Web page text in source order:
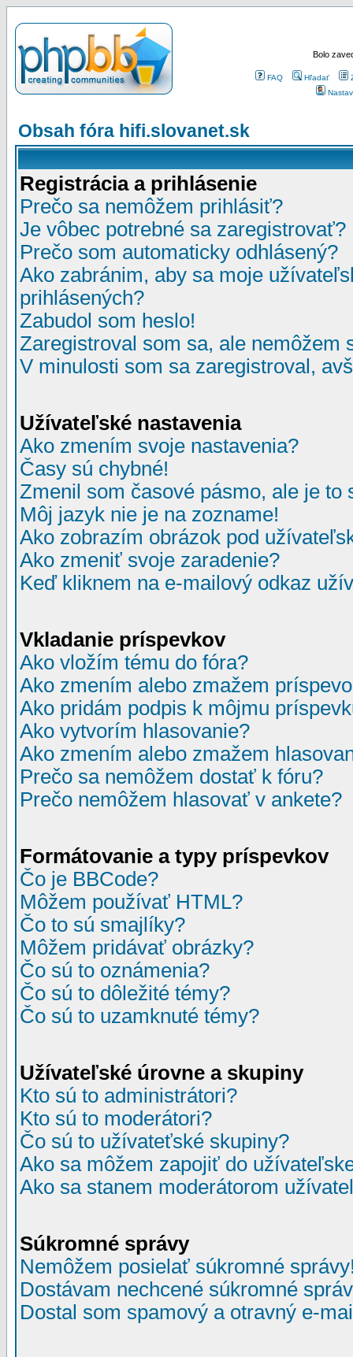
Bolo
FAQ Hľadať
Obsah fóra hifi.slovanet.sk
Registrácia a prihlásenie
Prečo sa nemôžem prihlásiť?
Je vôbec potrebné sa zaregistrovať?
Prečo som automaticky odhlásený?
Ako zabránim, aby sa moje
prihlásených?
Zabudol som heslo!
Zaregistroval som sa, ale nemôžem
V minulosti som sa zaregistroval,
Užívateľské nastavenia
Ako zmením svoje nastavenia?
Časy sú chybné!
Zmenil som časové pásmo, ale je to
Môj jazyk nie je na zozname!
Ako zobrazím obrázok pod
Ako zmeniť svoje zaradenie?
Keď kliknem na e-mailový odkaz
Vkladanie príspevkov
Ako vložím tému do fóra?
Ako zmením alebo zmažem
Ako pridám podpis k môjmu
Ako vytvorím hlasovanie?
Ako zmením alebo zmažem
Prečo sa nemôžem dostať k fóru?
Prečo nemôžem hlasovať v ankete?
Formátovanie a typy príspevkov
Čo je BBCode?
Môžem používať HTML?
Čo to sú smajlíky?
Môžem pridávať obrázky?
Čo sú to oznámenia?
Čo sú to dôležité témy?
Čo sú to uzamknuté témy?
Užívateľské úrovne a skupiny
Kto sú to administrátori?
Kto sú to moderátori?
Čo sú to užívateťské skupiny?
Ako sa môžem zapojiť do
Ako sa stanem moderátorom
Súkromné správy
Nemôžem posielať súkromné
Dostávam nechcené súkromné
Dostal som spamový a otravný e-